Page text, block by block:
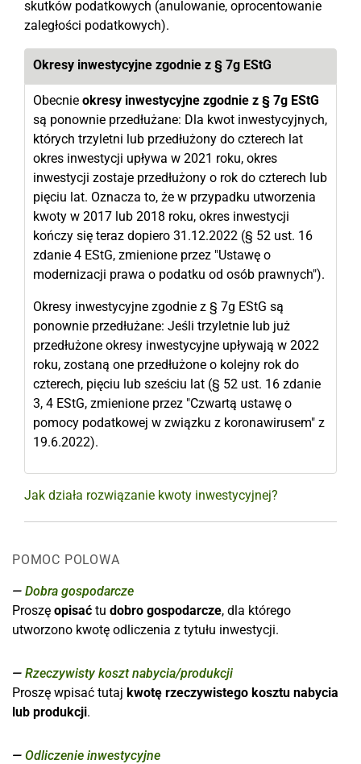
skutków podatkowych (anulowanie, oprocentowanie
zaległości podatkowych).
Okresy inwestycyjne zgodnie z § 7g EStG
Obecnie okresy inwestycyjne zgodnie z § 7g EStG
są ponownie przedłużane: Dla kwot inwestycyjnych,
których trzyletni lub przedłużony do czterech lat
okres inwestycji upływa w 2021 roku, okres
inwestycji zostaje przedłużony o rok do czterech lub
pięciu lat. Oznacza to, że w przypadku utworzenia
kwoty w 2017 lub 2018 roku, okres inwestycji
kończy się teraz dopiero 31.12.2022 (§ 52 ust. 16
zdanie 4 EStG, zmienione przez "Ustawę o
modernizacji prawa o podatku od osób prawnych").
Okresy inwestycyjne zgodnie z § 7g EStG są
ponownie przedłużane: Jeśli trzyletnie lub już
przedłużone okresy inwestycyjne upływają w 2022
roku, zostaną one przedłużone o kolejny rok do
czterech, pięciu lub sześciu lat (§ 52 ust. 16 zdanie
3, 4 EStG, zmienione przez "Czwartą ustawę o
pomocy podatkowej w związku z koronawirusem" z
19.6.2022).
Jak działa rozwiązanie kwoty inwestycyjnej?
POMOC POLOWA
Dobra gospodarcze
Proszę opisać tu dobro gospodarcze, dla którego
utworzono kwotę odliczenia z tytułu inwestycji.
Rzeczywisty koszt nabycia/produkcji
Proszę wpisać tutaj kwotę rzeczywistego kosztu nabycia
lub produkcji.
Odliczenie inwestycyjne